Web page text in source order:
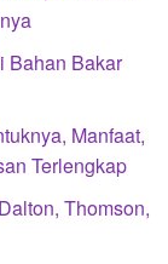
Bahan Bakar
Manfaat,
Terlengkap
Thomson,